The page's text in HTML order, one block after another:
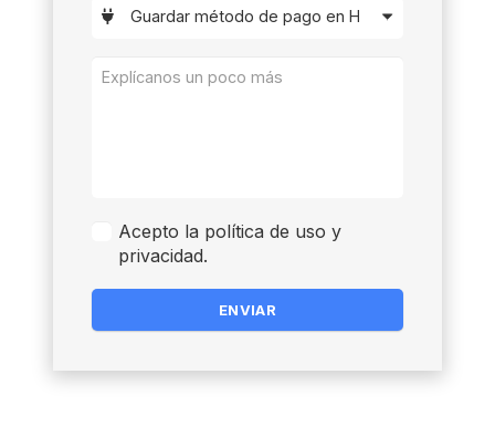
Acepto la política de uso y
privacidad.
ENVIAR